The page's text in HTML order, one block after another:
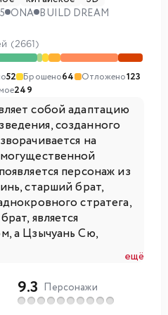
ONA BUILD DREAM
(2661)
52 Брошено64 Отложено123
249
собой адаптацию
созданного
на
персонаж из
старший брат,
стратега,
является
а Цзычуань Сю,
ещё
9.3 Персонажи